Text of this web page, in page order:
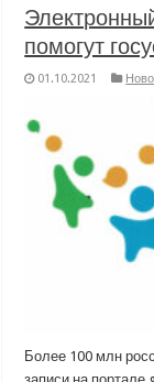
помогут
01.10.2021
Более 100 млн